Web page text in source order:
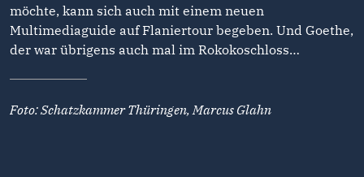
möchte, kann sich auch mit einem neuen
Multimediaguide auf Flaniertour begeben. Und Goethe,
der war übrigens auch mal im Rokokoschloss…
Foto: Schatzkammer Thüringen, Marcus Glahn